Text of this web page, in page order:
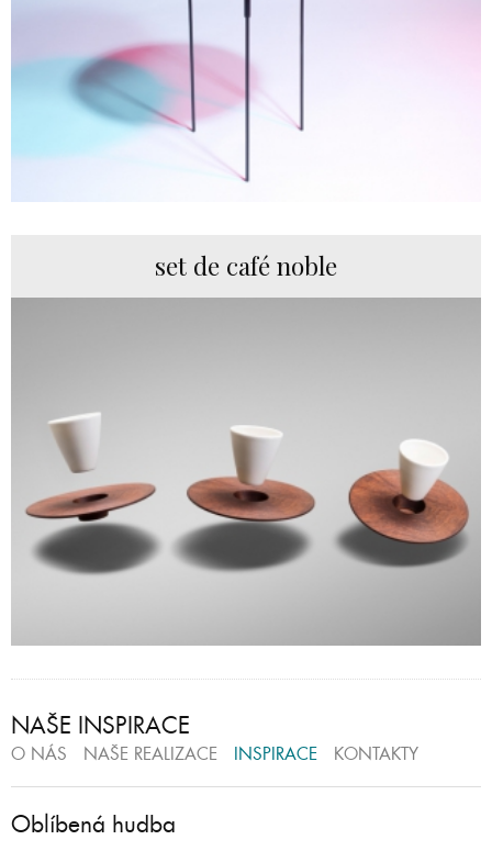
set de café noble
NAŠE INSPIRACE
O NÁS NAŠE REALIZACE INSPIRACE KONTAKTY
Oblíbená hudba